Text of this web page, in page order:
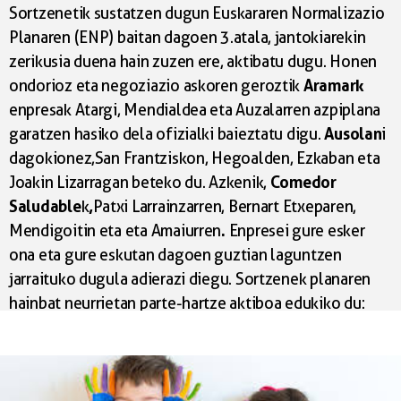
hainbat ikasleekin bideoak grabatuditugu eta San
Frantziskoko haurren ahotsak ere. Bertan haien
egunerokoareninguruan hitz egiten dute, D
ereduko eskola publikoan ikasteak, euskarak
eskaintzendien aukerak eta esperientziak nolakoa
izaten diren egunerokoan azaltzen diguteeskaraz.
Jarraitu kanpaina gure sareetan.
Kartelak:
Sortzenetik sustatzen dugun Euskararen Normalizazio
Planaren (ENP) baitan dagoen 3.atala, jantokiarekin
zerikusia duena hain zuzen ere, aktibatu dugu. Honen
ondorioz eta negoziazio askoren geroztik Aramark
enpresak Atargi, Mendialdea eta Auzalarren azpiplana
garatzen hasiko dela ofizialki baieztatu digu.Ausolani
dagokionez, San Frantziskon, Hegoalden, Ezkaban eta
Joakin Lizarragan beteko du. Azkenik, Comedor
Saludablek,Patxi Larrainzarren, Bernart Etxeparen,
Mendigoitin eta eta Amaiurren. Enpresei gure esker
ona eta gure eskutan dagoen guztian laguntzen
jarraituko dugula adierazi diegu. Sortzenek planaren
hainbat neurrietan parte-hartze aktiboa edukiko du:
“begiraleentzako formakuntza doan ematea,
formakuntza gerora Aramarken eskuetara pasatzen